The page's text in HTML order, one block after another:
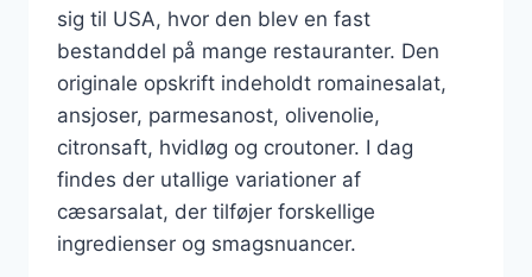
sig til USA, hvor den blev en fast
bestanddel på mange restauranter. Den
originale opskrift indeholdt romainesalat,
ansjoser, parmesanost, olivenolie,
citronsaft, hvidløg og croutoner. I dag
findes der utallige variationer af
cæsarsalat, der tilføjer forskellige
ingredienser og smagsnuancer.